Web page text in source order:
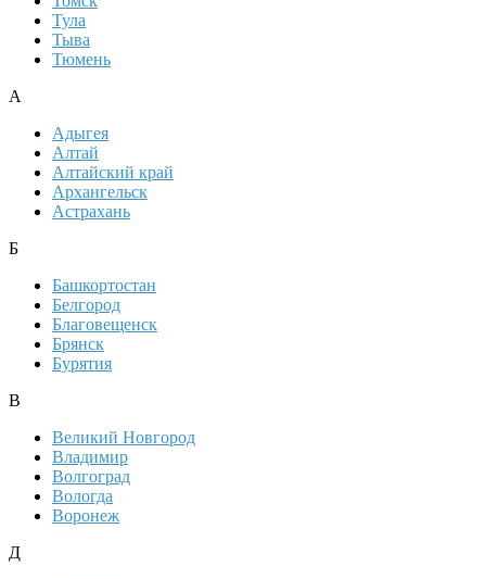
Тула
Тыва
Тюмень
А
Адыгея
Алтай
Алтайский край
Архангельск
Астрахань
Б
Башкортостан
Белгород
Благовещенск
Брянск
Бурятия
В
Великий Новгород
Владимир
Волгоград
Вологда
Воронеж
Д